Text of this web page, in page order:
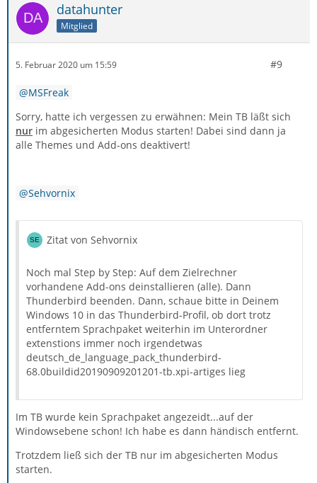
datahunter
Mitglied
5. Februar 2020 um 15:59 #9
MSFreak
Sorry, hatte ich vergessen zu erwähnen: Mein TB läßt sich
nur im abgesicherten Modus starten! Dabei sind dann ja
alle Themes und Add-ons deaktivert!
Sehvornix
Zitat von Sehvornix
Noch mal Step by Step: Auf dem Zielrechner
vorhandene Add-ons deinstallieren (alle). Dann
Thunderbird beenden. Dann, schaue bitte in Deinem
Windows 10 in das Thunderbird-Profil, ob dort trotz
entferntem Sprachpaket weiterhin im Unterordner
extenstions immer noch irgendetwas
deutsch_de_language_pack_thunderbird-
68.0buildid20190909201201-tb.xpi-artiges lieg
Im TB wurde kein Sprachpaket angezeidt...auf der
Windowsebene schon! Ich habe es dann händisch entfernt.
Trotzdem ließ sich der TB nur im abgesicherten Modus
starten.